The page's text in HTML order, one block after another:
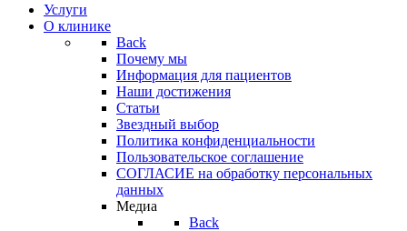
Услуги
О клинике
Back
Почему мы
Информация для пациентов
Наши достижения
Статьи
Звездный выбор
Политика конфиденциальности
Пользовательское соглашение
СОГЛАСИЕ на обработку персональных
данных
Медиа
Back